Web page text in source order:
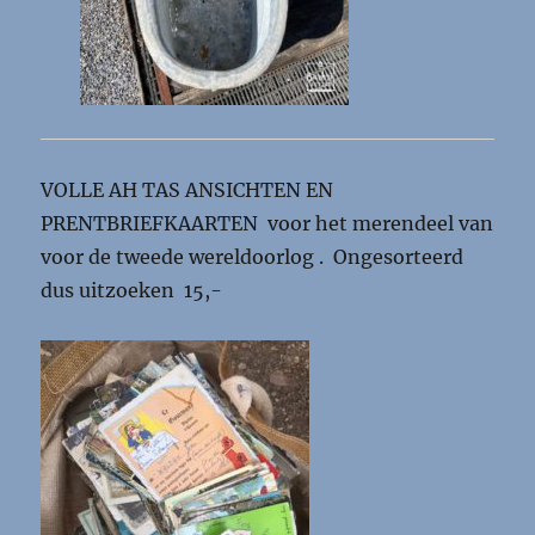
VOLLE AH TAS ANSICHTEN EN
PRENTBRIEFKAARTEN voor het merendeel van
voor de tweede wereldoorlog . Ongesorteerd
dus uitzoeken 15,-